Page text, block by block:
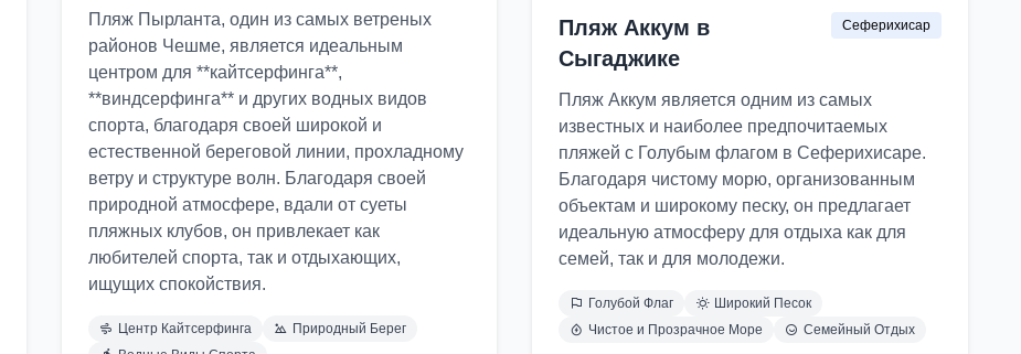
Пляж Пырланта, один из самых ветреных
районов Чешме, является идеальным
центром для **кайтсерфинга**,
**виндсерфинга** и других водных видов
спорта, благодаря своей широкой и
естественной береговой линии, прохладному
ветру и структуре волн. Благодаря своей
природной атмосфере, вдали от суеты
пляжных клубов, он привлекает как
любителей спорта, так и отдыхающих,
ищущих спокойствия.
Центр Кайтсерфинга
Природный Берег
Пляж Аккум в
Сыгаджике
Сеферихисар
Пляж Аккум является одним из самых
известных и наиболее предпочитаемых
пляжей с Голубым флагом в Сеферихисаре.
Благодаря чистому морю, организованным
объектам и широкому песку, он предлагает
идеальную атмосферу для отдыха как для
семей, так и для молодежи.
Голубой Флаг
Широкий Песок
Чистое и Прозрачное Море
Семейный Отдых